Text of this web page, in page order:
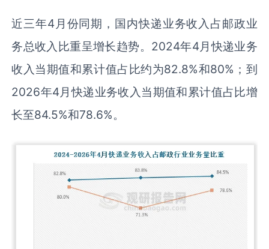
近三年4月份同期，国内快递业务收入占邮政业
务总收入比重呈增长趋势。2024年4月快递业务
收入当期值和累计值占比约为82.8%和80%；到
2026年4月快递业务收入当期值和累计值占比增
长至84.5%和78.6%。